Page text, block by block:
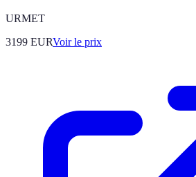
URMET
3199 EURVoir le prix